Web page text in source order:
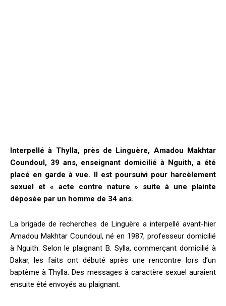
Interpellé à Thylla, près de Linguère, Amadou Makhtar
Coundoul, 39 ans, enseignant domicilié à Nguith, a été
placé en garde à vue. Il est poursuivi pour harcèlement
sexuel et « acte contre nature » suite à une plainte
déposée par un homme de 34 ans.
La brigade de recherches de Linguère a interpellé avant-hier
Amadou Makhtar Coundoul, né en 1987, professeur domicilié
à Nguith. Selon le plaignant B. Sylla, commerçant domicilié à
Dakar, les faits ont débuté après une rencontre lors d’un
baptême à Thylla. Des messages à caractère sexuel auraient
ensuite été envoyés au plaignant.